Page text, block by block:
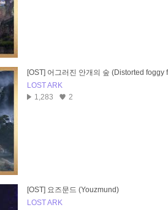
[OST] 어그러진 안개의 숲 (Distorted foggy
LOST ARK
1,283
2
[OST] 요즈문드 (Youzmund)
LOST ARK